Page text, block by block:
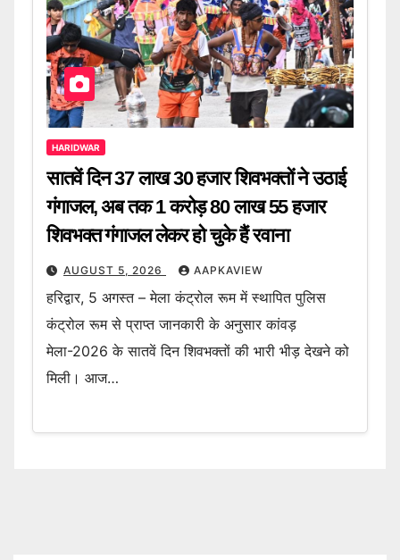
HARIDWAR
सातवें दिन 37 लाख 30 हजार शिवभक्तों ने उठाई
गंगाजल, अब तक 1 करोड़ 80 लाख 55 हजार
शिवभक्त गंगाजल लेकर हो चुके हैं रवाना
AUGUST 5, 2026 AAPKAVIEW
हरिद्वार, 5 अगस्त – मेला कंट्रोल रूम में स्थापित पुलिस
कंट्रोल रूम से प्राप्त जानकारी के अनुसार कांवड़
मेला-2026 के सातवें दिन शिवभक्तों की भारी भीड़ देखने को
मिली। आज…